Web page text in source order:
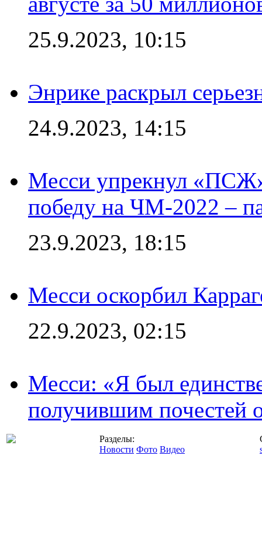
25.9.2023, 10:15
Энрике раскрыл
24.9.2023, 14:15
Месси упрекнул «ПСЖ»
победу на ЧМ-2022 –
23.9.2023, 18:15
Месси оскорбил
22.9.2023, 02:15
Месси: «Я был
получившим почестей
Разделы:
Новости Фото Видео